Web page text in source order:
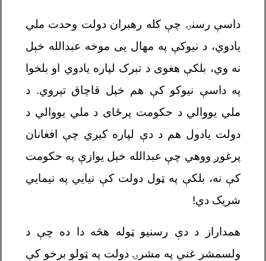
داسې رسنۍ چې کله رهبران دولت وحدت ملي
یادوي، د نیوکې په مهال يی موخه عبدالله خېل
نه وي، بلکې هغوی د تبرک لپاره یادوي او بلخوا
په داسې نیوکو کې هم خپل قاچاق تېروي. د
ملي یووالي د حکومت پرځای د ملي یووالي د
دولت یادول هم د دې لپاره کیږي چې افغانان
پرغوږ ووهي چې عبدالله خېل یوازې په حکومت
کې نه، بلکې په ټول دولت کې نیايي په نیمايي
شریک دي!
همداراز د دې رسنیو ټوله هڅه دا ده چې د
ولسمشر غني په مشرۍ دولت په ټولو برخو کې